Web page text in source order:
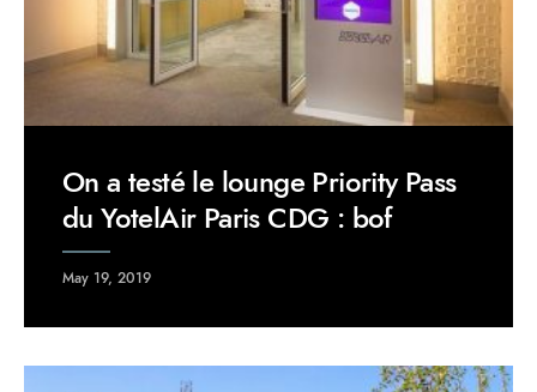
On a testé le lounge Priority Pass
du YotelAir Paris CDG : bof
May 19, 2019